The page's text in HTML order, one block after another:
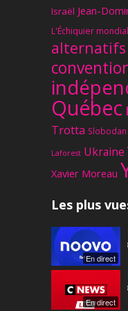
Israël Jean-
L'Échiquier mondial
alternatifs
Québec
Trotta
Laforest Ukraine
Xavier Moreau
Les plus
En direct
En direct